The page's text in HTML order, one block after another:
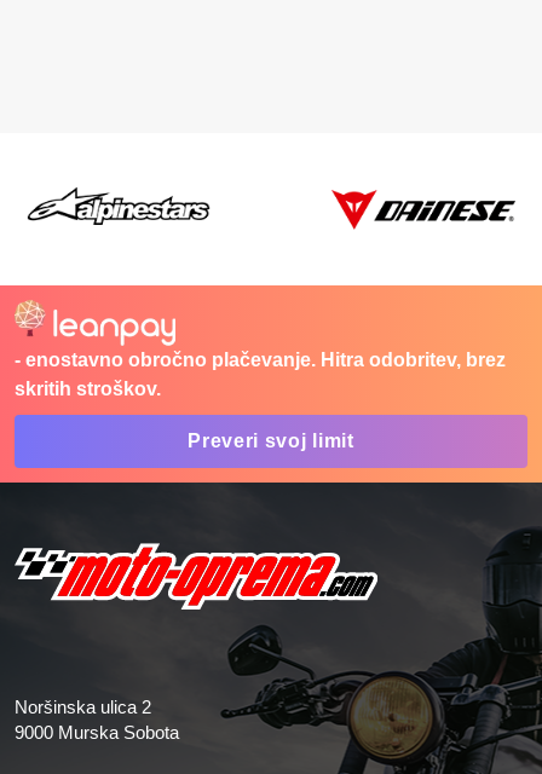
- enostavno obročno plačevanje. Hitra odobritev, brez
skritih stroškov.
Preveri svoj limit
Noršinska ulica 2
9000 Murska Sobota